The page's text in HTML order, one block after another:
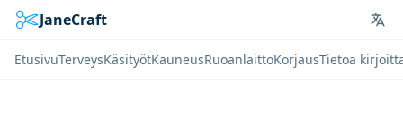
JaneCraft
EtusivuTerveysKäsityötKauneusRuoanlaittoKorjausTietoa